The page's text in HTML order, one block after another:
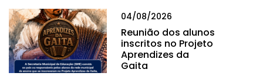
04/08/2026
Reunião dos alunos
inscritos no Projeto
Aprendizes da
Gaita